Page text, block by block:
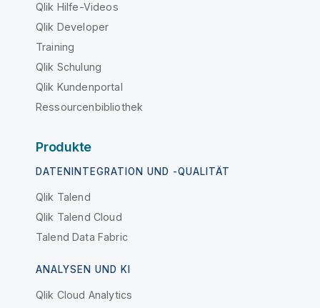
Qlik Hilfe-Videos
Qlik Developer
Training
Qlik Schulung
Qlik Kundenportal
Ressourcenbibliothek
Produkte
DATENINTEGRATION UND -QUALITÄT
Qlik Talend
Qlik Talend Cloud
Talend Data Fabric
ANALYSEN UND KI
Qlik Cloud Analytics